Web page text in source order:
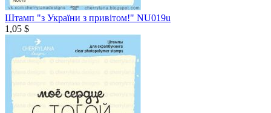
Штамп "з України з привітом!" NU019u
1,05 $